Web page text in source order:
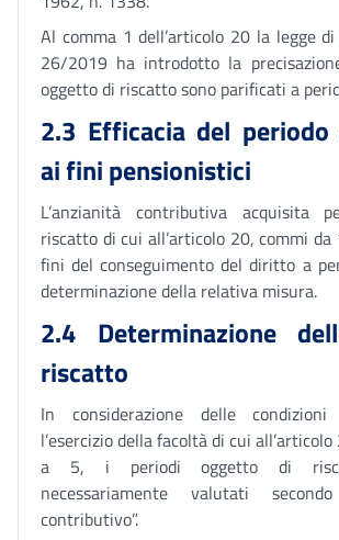
Al comma 1 dell’articolo 20 la legge
26/2019 ha introdotto la
oggetto di riscatto sono parificati a
2.3 Efficacia del
ai fini pensionistici
L’anzianità contributiva acquisita
riscatto di cui all’articolo 20, commi
fini del conseguimento del diritto a
determinazione della relativa misura.
2.4 Determinazione
riscatto
In considerazione delle
l’esercizio della facoltà di cui
a 5, i periodi oggetto di
necessariamente valutati
contributivo”.